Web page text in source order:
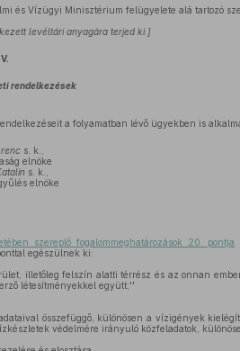
és Vízügyi Minisztérium felügyelete alá tartozó
levéltári anyagára terjed ki.]
V.
rendelkezések
a folyamatban lévő ügyekben is
s. k.,
elnöke
s. k.,
elnöke
szereplő fogalommeghatározások 20. pontja
egészülnek ki:
illetőleg felszín alatti térrész és az onnan
létesítményekkel együtt;''
összefüggő, különösen a vízigények
védelmére irányuló közfeladatok,